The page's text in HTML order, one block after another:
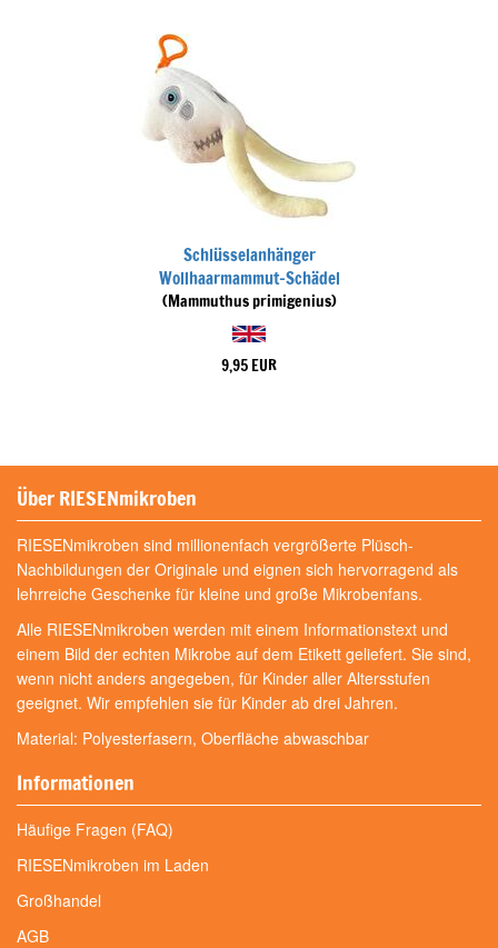
Schlüsselanhänger
Wollhaarmammut-Schädel
(Mammuthus primigenius)
9,95 EUR
Über RIESENmikroben
RIESENmikroben sind millionenfach vergrößerte Plüsch-
Nachbildungen der Originale und eignen sich hervorragend als
lehrreiche Geschenke für kleine und große Mikrobenfans.
Alle RIESENmikroben werden mit einem Informationstext und
einem Bild der echten Mikrobe auf dem Etikett geliefert. Sie sind,
wenn nicht anders angegeben, für Kinder aller Altersstufen
geeignet. Wir empfehlen sie für Kinder ab drei Jahren.
Material: Polyesterfasern, Oberfläche abwaschbar
Informationen
Häufige Fragen (FAQ)
RIESENmikroben im Laden
Großhandel
AGB